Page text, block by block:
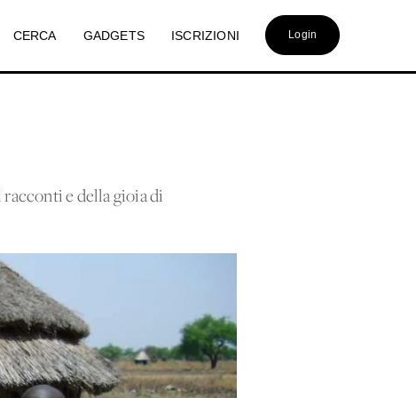
CERCA GADGETS ISCRIZIONI Login
e della gioia di